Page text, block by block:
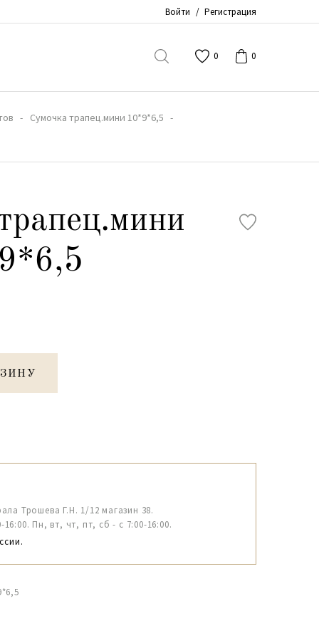
Войти / Регистрация
0 0
Сумочка трапец.мини 10*9*6,5
Трошева Г.Н. 1/12 магазин 38.
16:00. Пн, вт, чт, пт, сб - с 7:00-16:00.